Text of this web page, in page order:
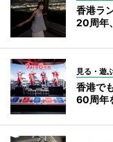
香港ラ
20周年
見る・遊
香港で
60周年